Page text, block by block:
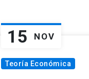
15 NOV
Teoría Económica